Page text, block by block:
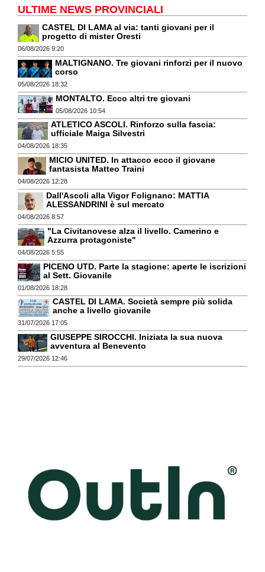
ULTIME NEWS PROVINCIALI
CASTEL DI LAMA al via: tanti giovani per il
progetto di mister Oresti
06/08/2026 9:20
MALTIGNANO. Tre giovani rinforzi per il nuovo
corso
05/08/2026 18:32
MONTALTO. Ecco altri tre giovani
05/08/2026 10:54
ATLETICO ASCOLI. Rinforzo sulla fascia:
ufficiale Maiga Silvestri
04/08/2026 18:35
MICIO UNITED. In attacco ecco il giovane
fantasista Matteo Traini
04/08/2026 12:28
Dall'Ascoli alla Vigor Folignano: MATTIA
ALESSANDRINI è sul mercato
04/08/2026 8:57
"La Civitanovese alza il livello. Camerino e
Azzurra protagoniste"
04/08/2026 5:55
PICENO UTD. Parte la stagione: aperte le iscrizioni
al Sett. Giovanile
01/08/2026 18:28
CASTEL DI LAMA. Società sempre più solida
anche a livello giovanile
31/07/2026 17:05
GIUSEPPE SIROCCHI. Iniziata la sua nuova
avventura al Benevento
29/07/2026 12:46